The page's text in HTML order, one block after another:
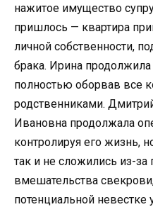
нажитое имущество
пришлось — квартира
личной собственности,
брака. Ирина
полностью оборвав все
родственниками.
Ивановна продолжала
контролируя его жизнь,
так и не сложились из-за
вмешательства
потенциальной невестке